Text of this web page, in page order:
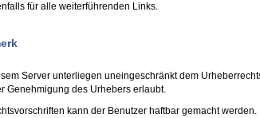
für alle weiterführenden Links.
Server unterliegen uneingeschränkt dem
Genehmigung des Urhebers erlaubt.
kann der Benutzer haftbar gemacht werden.